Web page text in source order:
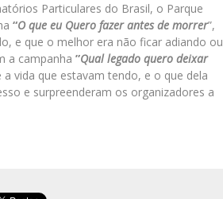
Particulares do Brasil, o Parque
“O que eu Quero fazer antes de morrer”,
e que o melhor era não ficar adiando ou
a campanha ”Qual legado quero deixar
vida que estavam tendo, e o que dela
e surpreenderam os organizadores a